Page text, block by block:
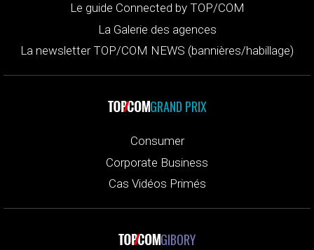
Le guide Connected by TOP/COM
La Galerie des agences
La newsletter TOP/COM NEWS (bannières/habillage)
GRAND PRIX
Consumer
Corporate Business
Cas Vidéos Primés
GIBORY